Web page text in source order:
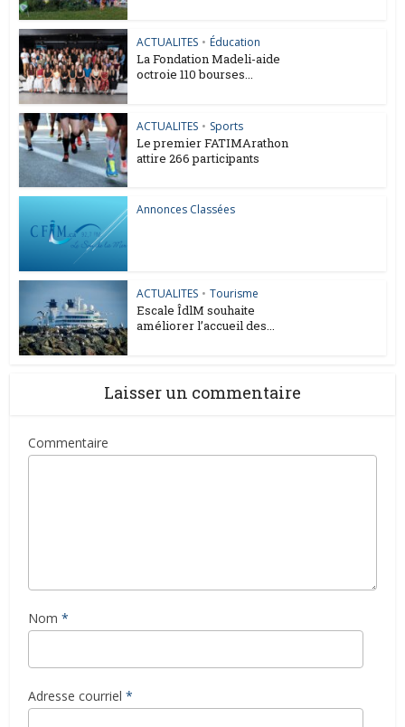
ACTUALITES • Éducation
La Fondation Madeli-aide
octroie 110 bourses...
ACTUALITES • Sports
Le premier FATIMArathon
attire 266 participants
Annonces Classées
ACTUALITES • Tourisme
Escale ÎdlM souhaite
améliorer l’accueil des...
Laisser un commentaire
Commentaire
Nom *
Adresse courriel *